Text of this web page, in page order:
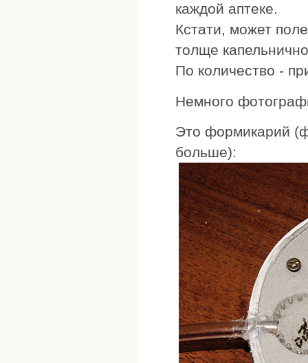
каждой аптеке.
Кстати, может
толще
По количество -
Немного
Это формикарий
больше):